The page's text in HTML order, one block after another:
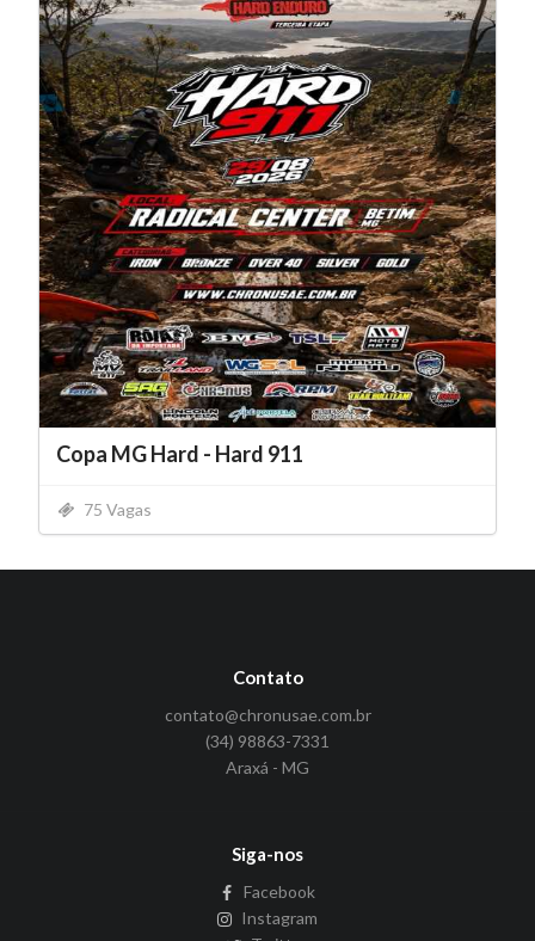
Copa MG Hard - Hard 911
75 Vagas
Contato
contato@chronusae.com.br
(34) 98863-7331
Araxá - MG
Siga-nos
Facebook
Instagram